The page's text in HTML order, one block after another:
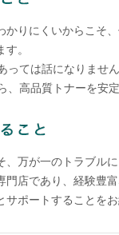
かりにくいからこそ
。
っては話になりません
高品質トナーを安
万が一のトラブル
店であり、経験豊
ポートすることをお